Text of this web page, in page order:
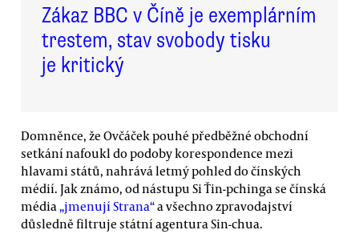
Zákaz BBC v Číně je exemplárním
trestem, stav svobody tisku
je kritický
Domněnce, že Ovčáček pouhé předběžné obchodní
setkání nafoukl do podoby korespondence mezi
hlavami států, nahrává letmý pohled do čínských
médií. Jak známo, od nástupu Si Ťin-pchinga se čínská
média „jmenují Strana“a všechno zpravodajství
důsledně filtruje státní agentura Sin-chua.